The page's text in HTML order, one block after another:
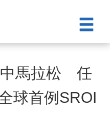
中馬拉松 任
球首例SROI